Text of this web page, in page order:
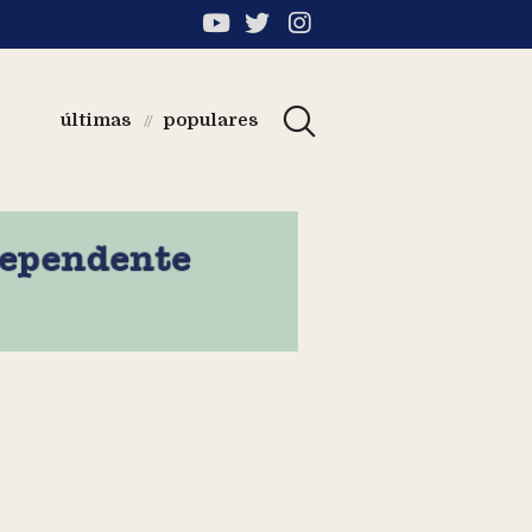
últimas // populares